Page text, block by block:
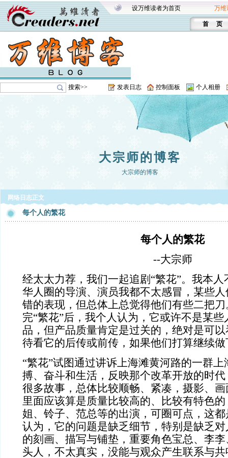
设万维读者为首页 万维
首 页
搜索>> 发表日志 控制面板 个人相册
大宗师的博客
大宗师的博客
网络日志正文
每个人的繁花
每个人的繁花
--大宗师
经太太力荐，我们一起追剧“繁花”。我本
华人圈的导演、演员我都不太感冒，某些
错的表现，但总体上总觉得他们有些二把
完“繁花”后，我个人认为，它或许不是某
品，但产品质量肯定是过关的，绝对是可
待看它的后传或前传，如果他们打算继续
“繁花”试图通过讲诉上海滩黄河路的一群
搏、奋斗和生活，反映那个改革开放的时
很多故事，总体比较顺畅、紧凑，摄影、
里面应该算是质量比较高的、比较有特色
姐、铃子、范总等的出演，可圈可点，这
认为，它的问题是缺乏细节，特别是缺乏
的刻画、描写与铺垫，重要角色宝总、李
头人，不太真实，没能与观众产生联系与